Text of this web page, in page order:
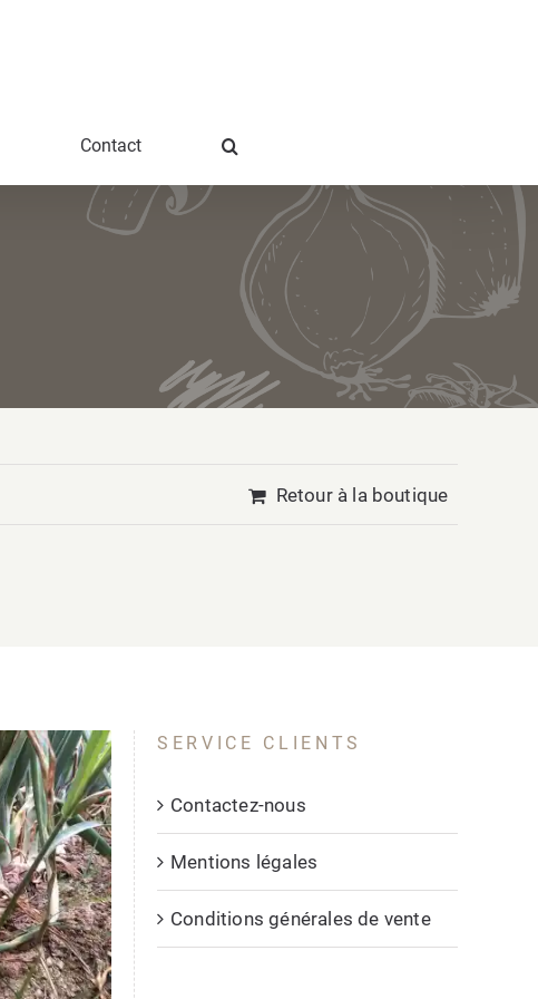
Contact
Retour à la boutique
SERVICE CLIENTS
Contactez-nous
Mentions légales
Conditions générales de vente